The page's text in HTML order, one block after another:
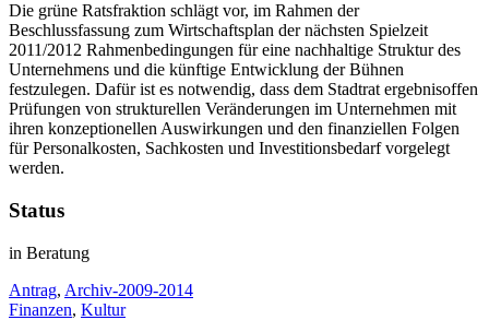
Die grüne Ratsfraktion schlägt vor, im Rahmen der
Beschlussfassung zum Wirtschaftsplan der nächsten Spielzeit
2011/2012 Rahmenbedingungen für eine nachhaltige Struktur des
Unternehmens und die künftige Entwicklung der Bühnen
festzulegen. Dafür ist es notwendig, dass dem Stadtrat ergebnisoffen
Prüfungen von strukturellen Veränderungen im Unternehmen mit
ihren konzeptionellen Auswirkungen und den finanziellen Folgen
für Personalkosten, Sachkosten und Investitionsbedarf vorgelegt
werden.
Status
in Beratung
Antrag, Archiv-2009-2014
Finanzen, Kultur